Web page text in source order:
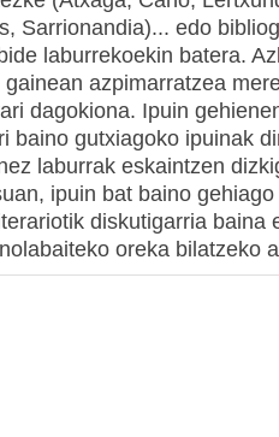
Sarrionandia)... edo
laburrekoekin batera.
azpimarratzea
dagokiona. Ipuin
baino gutxiagoko ipuinak
laburrak eskaintzen
ipuin bat baino
diskutigarria baina
oreka bilatzeko